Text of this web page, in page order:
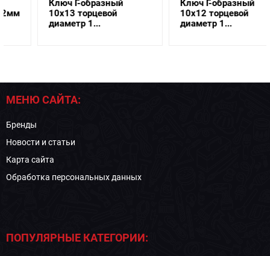
Ключ Г-образный
10х13 торцевой
диаметр 1...
Ключ Г-образный
10х12 торцевой
диаметр 1...
МЕНЮ САЙТА:
Бренды
Новости и статьи
Карта сайта
Обработка персональных данных
ПОПУЛЯРНЫЕ КАТЕГОРИИ: